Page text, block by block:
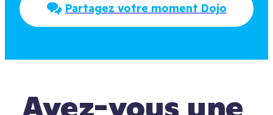
Partagez votre moment Dojo